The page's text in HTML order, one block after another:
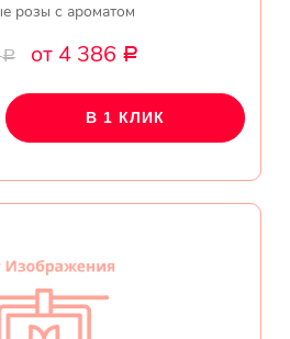
розы с ароматом
Р от 4 386 Р
В 1 КЛИК